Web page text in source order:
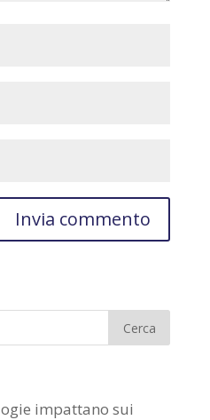
impattano sui